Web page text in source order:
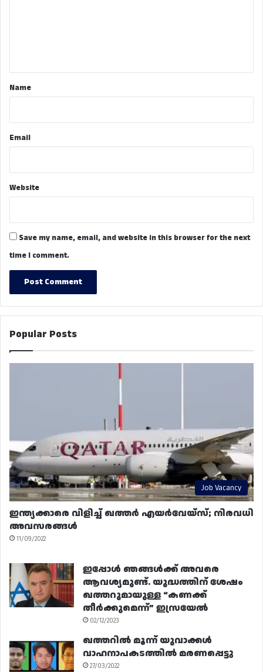
*Name
Email
Website
Save my name, email, and website in this browser for the next
time I comment.
Popular Posts
Job Vacancy
ഇന്ത്യക്കാരെ വിളിച്ച് ഖത്തർ എയർവേയ്‌സ്; നിരവധി
അവസരങ്ങൾ
11/09/2022
ഇപ്പോൾ ഞങ്ങൾക്ക് അവരെ
ആവശ്യമുണ്ട്. യുദ്ധത്തിന് ശേഷം
ഖത്തറുമായുള്ള “കണക്ക്
തീർക്കുമെന്ന്” ഇസ്രയേൽ
02/12/2023
ഖത്തറിൽ മൂന്ന് യുവാക്കൾ
വാഹനാപകടത്തിൽ മരണപ്പെട്ടു
27/03/2022